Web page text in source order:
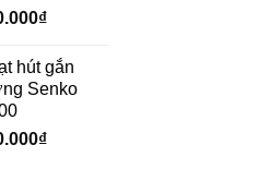
₫
hút gắn
Senko
₫